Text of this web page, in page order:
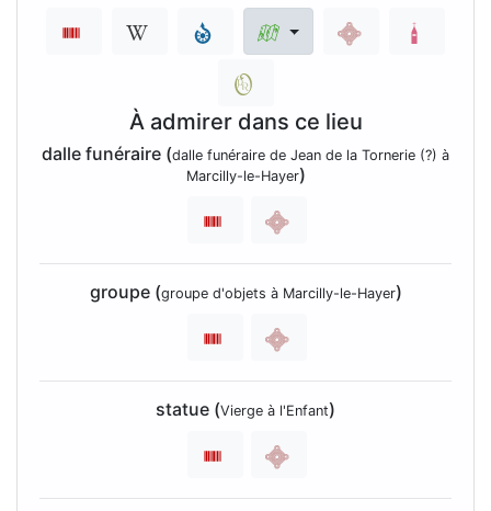
À admirer dans ce lieu
dalle funéraire (dalle funéraire de Jean de la Tornerie (?) à
Marcilly-le-Hayer)
groupe (groupe d'objets à Marcilly-le-Hayer)
statue (Vierge à l'Enfant)